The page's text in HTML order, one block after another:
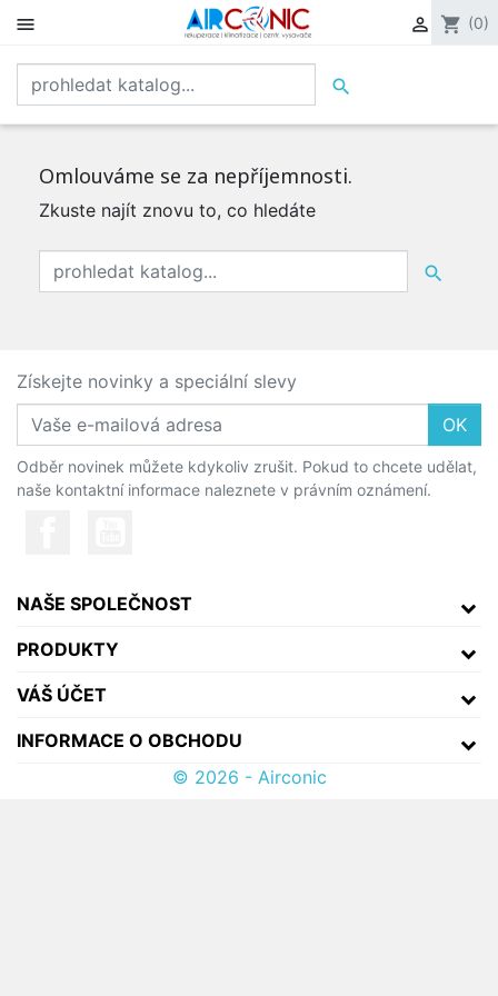
  shopping_cart (0)

Omlouváme se za nepříjemnosti.
Zkuste najít znovu to, co hledáte

Získejte novinky a speciální slevy
OK
Odběr novinek můžete kdykoliv zrušit. Pokud to chcete udělat,
naše kontaktní informace naleznete v právním oznámení.
NAŠE SPOLEČNOST
PRODUKTY
VÁŠ ÚČET
INFORMACE O OBCHODU
© 2026 - Airconic